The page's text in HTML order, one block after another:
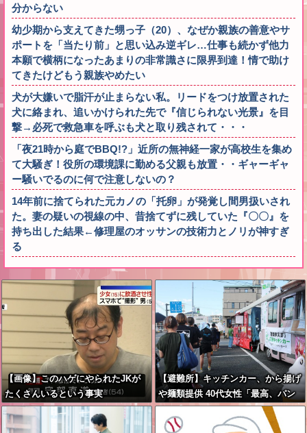
分からない
幼少期から支えてきた甥っ子（20）、なぜか親族の善意やサ
ポートを「当たり前」と思い込み逆ギレ…仕事も続かず他力
本願で横柄になったあまりの非常識さに限界到達！情で助け
てきたけどもう親族やめたい
犬が大嫌いで脂汗が止まらない私。リードをつけ放置された
犬に絡まれ、追いかけられた先で『信じられない光景』を目
撃→必死で救急車を呼ぶも犬と取り残されて・・・
「夜21時から庭でBBQ!?」近所の無神経一家が高校生を集め
て大騒ぎ！役所の環境課に勤める父親も放置・・ギャーギャ
ー騒いでるのに何で注意しないの？
14年前に捨てられた元カノの「托卵」が発覚し間男扱いされ
た。妻の疑いの視線の中、昔捨てずに残していた『〇〇』を
持ち出した結果←修理屋のオッサンの技術力とノリが神すぎ
る
【画像】このハゲにやられたJKが
たくさんいるという事実
【避難所】キッチンカー、から揚げ
や麺類提供 40代女性「最高、パン
中心の生活には飽き飽きしていて、
野菜不足も感じていた」→時事通信